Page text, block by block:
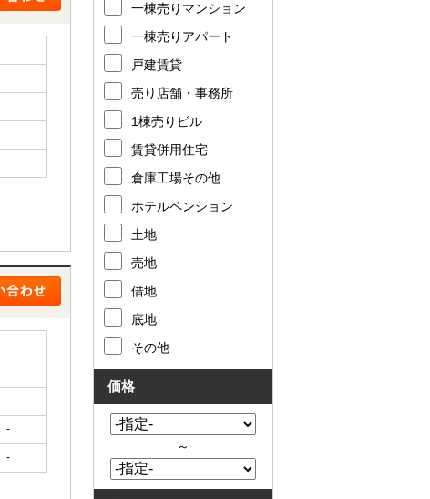
-
-
一棟売りマンション
一棟売りアパート
戸建賃貸
売り店舗・事務所
1棟売りビル
賃貸併用住宅
倉庫工場その他
ホテルペンション
土地
売地
借地
底地
その他
価格
～